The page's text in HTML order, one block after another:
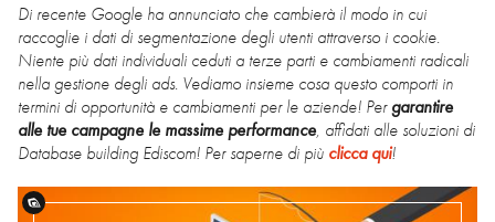
Di recente Google ha annunciato che cambierà il modo in cui
raccoglie i dati di segmentazione degli utenti attraverso i cookie.
Niente più dati individuali ceduti a terze parti e cambiamenti radicali
nella gestione degli ads. Vediamo insieme cosa questo comporti in
termini di opportunità e cambiamenti per le aziende! Pergarantire
alle tue campagne le massime performance, affidati alle soluzioni di
Database building Ediscom! Per saperne di più clicca qui!